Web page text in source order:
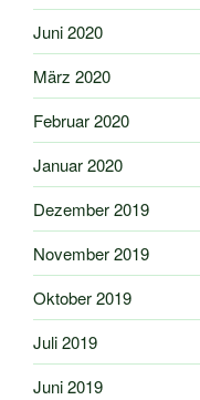
Juni 2020
März 2020
Februar 2020
Januar 2020
Dezember 2019
November 2019
Oktober 2019
Juli 2019
Juni 2019